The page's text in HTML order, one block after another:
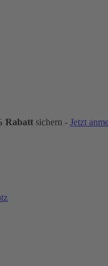
Rabatt sichern - Jetzt